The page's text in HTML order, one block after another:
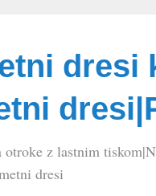
dresi
otroke z lastnim
dresi